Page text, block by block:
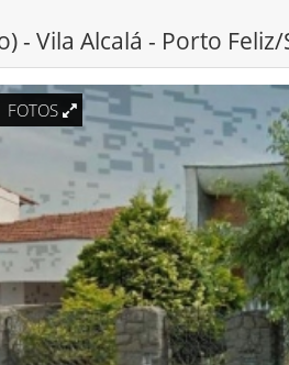
- Vila Alcalá - Porto Feliz/